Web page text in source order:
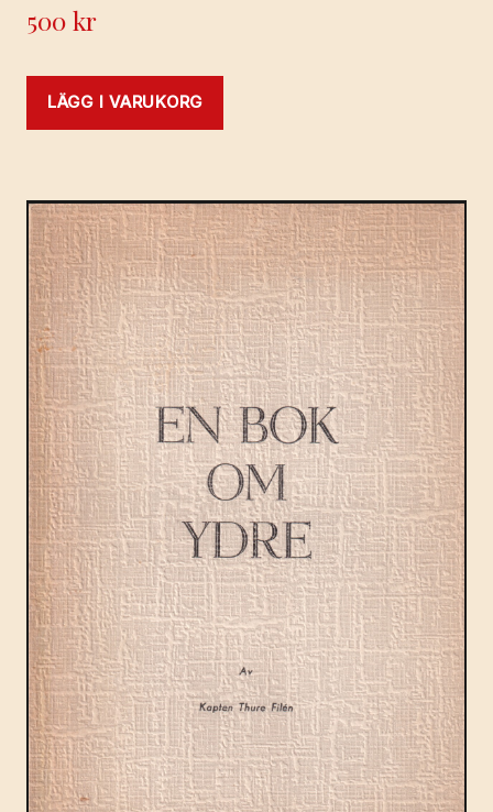
500kr
LÄGG I VARUKORG